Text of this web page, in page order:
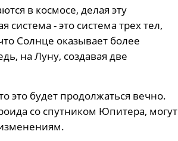
в космосе, делая эту
- это система трех тел,
Солнце оказывает более
на Луну, создавая две
это будет продолжаться вечно.
со спутником Юпитера, могут